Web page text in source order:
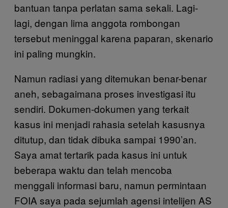
bantuan tanpa perlatan sama sekali. Lagi-
lagi, dengan lima anggota rombongan
tersebut meninggal karena paparan, skenario
ini paling mungkin.
Namun radiasi yang ditemukan benar-benar
aneh, sebagaimana proses investigasi itu
sendiri. Dokumen-dokumen yang terkait
kasus ini menjadi rahasia setelah kasusnya
ditutup, dan tidak dibuka sampai 1990’an.
Saya amat tertarik pada kasus ini untuk
beberapa waktu dan telah mencoba
menggali informasi baru, namun permintaan
FOIA saya pada sejumlah agensi intelijen AS